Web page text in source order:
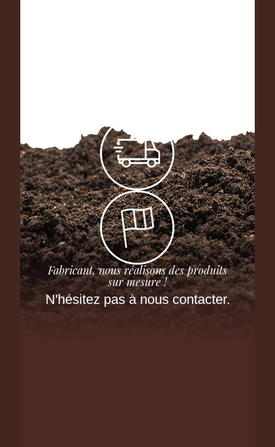
Fabricant, nous réalisons des produits
sur mesure !
N'hésitez pas à nous contacter.